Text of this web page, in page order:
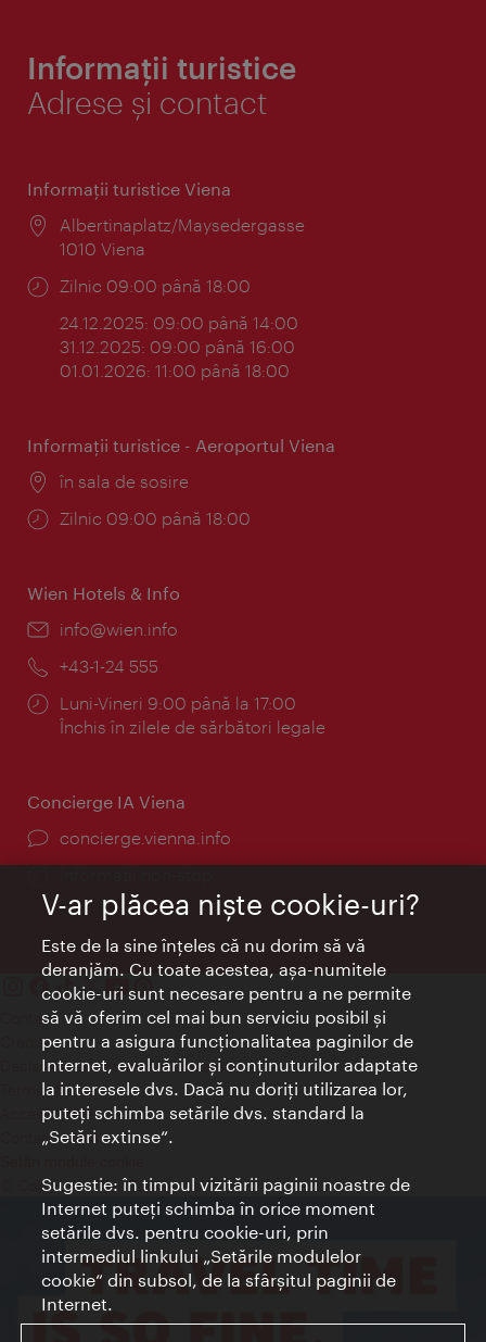
Informații turistice
Adrese și contact
Informaţii turistice Viena
Locul:
Albertinaplatz/Maysedergasse
1010 Viena
Program:
Zilnic 09:00 până 18:00
24.12.2025: 09:00 până 14:00
31.12.2025: 09:00 până 16:00
01.01.2026: 11:00 până 18:00
Informaţii turistice - Aeroportul Viena
Locul:
în sala de sosire
Program:
Zilnic 09:00 până 18:00
Wien Hotels & Info
E-
info@wien.info
Telefon:
+43-1-24 555
Program:
Luni-Vineri 9:00 până la 17:00
Închis în zilele de sărbători legale
Concierge IA Viena
concierge.vienna.info
Contact
Credits
Declaraţie privind protecţia datelor
Terms of Use
Accesibilitate
Contact presa
© Copyright Wien Tourismus
V-ar plăcea nişte cookie-uri?
Este de la sine înţeles că nu dorim să vă
deranjăm. Cu toate acestea, aşa-numitele
cookie-uri sunt necesare pentru a ne permite
să vă oferim cel mai bun serviciu posibil şi
pentru a asigura funcţionalitatea paginilor de
Internet, evaluărilor şi conţinuturilor adaptate
la interesele dvs. Dacă nu doriţi utilizarea lor,
puteţi schimba setările dvs. standard la
„Setări extinse“.
Sugestie: în timpul vizitării paginii noastre de
Internet puteţi schimba în orice moment
setările dvs. pentru cookie-uri, prin
intermediul linkului „Setările modulelor
cookie“ din subsol, de la sfârşitul paginii de
Internet.